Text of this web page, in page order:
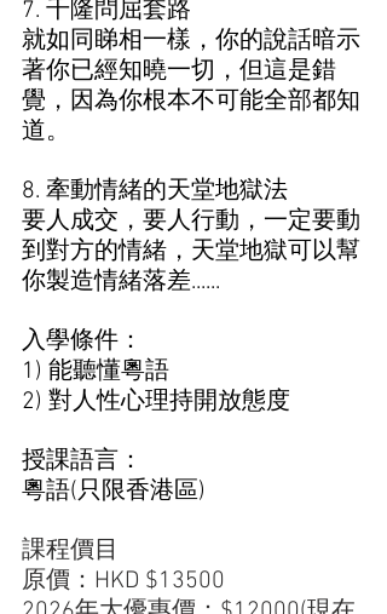
7. 千隆問屈套路
就如同睇相一樣，你的說話暗示
著你已經知曉一切，但這是錯
覺，因為你根本不可能全部都知
道。
8. 牽動情緒的天堂地獄法
要人成交，要人行動，一定要動
到對方的情緒，天堂地獄可以幫
你製造情緒落差......
入學條件：
1) 能聽懂粵語
2) 對人性心理持開放態度
授課語言：
粵語(只限香港區)
課程價目
原價：HKD $13500